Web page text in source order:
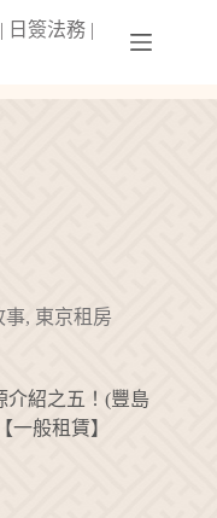
日簽法務 |
事, 東京租房
介紹之五！(豐島
一般租賃】